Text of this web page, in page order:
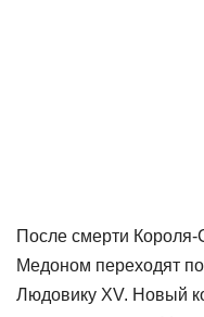
После смерти
Медоном переходят
Людовику XV. Новый